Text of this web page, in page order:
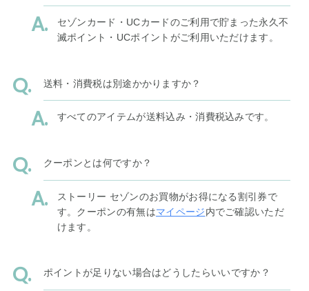
セゾンカード・UCカードのご利用で貯まった永久不
滅ポイント・UCポイントがご利用いただけます。
送料・消費税は別途かかりますか？
すべてのアイテムが送料込み・消費税込みです。
クーポンとは何ですか？
ストーリー セゾンのお買物がお得になる割引券で
す。クーポンの有無はマイページ内でご確認いただ
けます。
ポイントが足りない場合はどうしたらいいですか？